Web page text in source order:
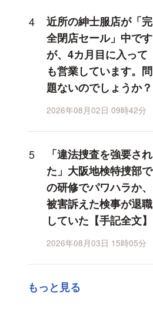
近所の紳士服店が「完
全閉店セール」中です
が、4カ月目に入って
も営業しています。問
題ないのでしょうか？
2026年08月02日 09時42分
「違法捜査を強要され
た」大阪地検特捜部で
の研修でパワハラか、
被害訴えた検事が退職
していた【手記全文】
2026年08月03日 15時05分
もっと見る